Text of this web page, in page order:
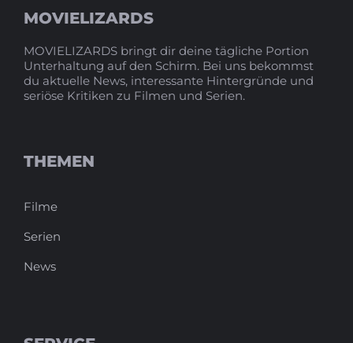
MOVIELIZARDS
MOVIELIZARDS bringt dir deine tägliche Portion
Unterhaltung auf den Schirm. Bei uns bekommst
du aktuelle News, interessante Hintergründe und
seriöse Kritiken zu Filmen und Serien.
THEMEN
Filme
Serien
News